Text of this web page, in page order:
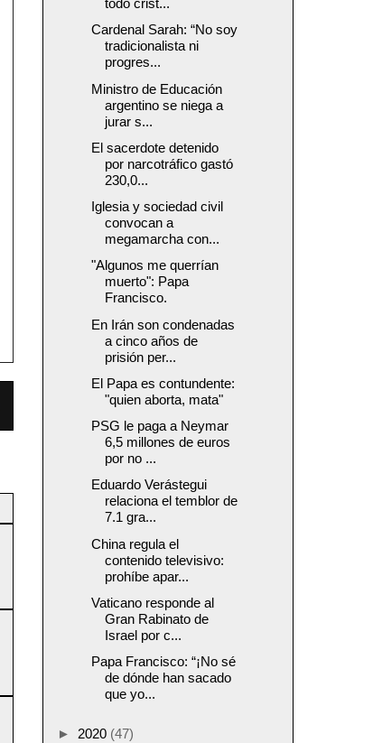
todo crist...
Cardenal Sarah: “No soy
tradicionalista ni
progres...
Ministro de Educación
argentino se niega a
jurar s...
El sacerdote detenido
por narcotráfico gastó
230,0...
Iglesia y sociedad civil
convocan a
megamarcha con...
"Algunos me querrían
muerto": Papa
Francisco.
En Irán son condenadas
a cinco años de
prisión per...
El Papa es contundente:
"quien aborta, mata"
PSG le paga a Neymar
6,5 millones de euros
por no ...
Eduardo Verástegui
relaciona el temblor de
7.1 gra...
China regula el
contenido televisivo:
prohíbe apar...
Vaticano responde al
Gran Rabinato de
Israel por c...
Papa Francisco: “¡No sé
de dónde han sacado
que yo...
► 2020 (47)